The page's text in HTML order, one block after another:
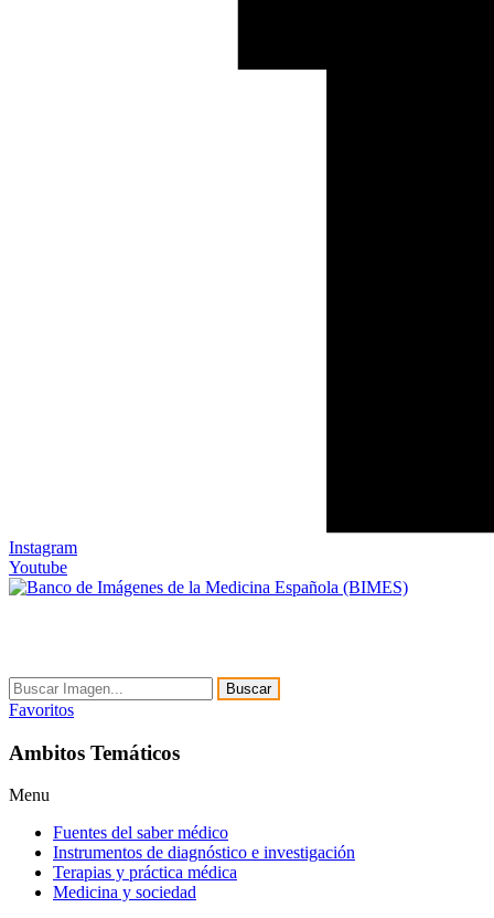
Instagram
Youtube
Buscar
Favoritos
Ambitos Temáticos
Menu
Fuentes del saber médico
Instrumentos de diagnóstico e investigación
Terapias y práctica médica
Medicina y sociedad